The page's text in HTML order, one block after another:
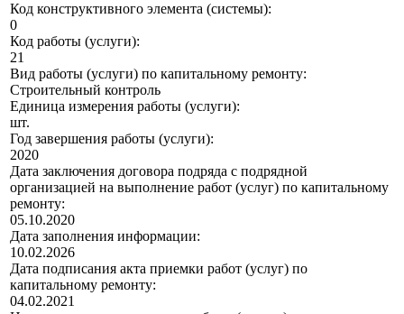
Код конструктивного элемента (системы):
0
Код работы (услуги):
21
Вид работы (услуги) по капитальному ремонту:
Строительный контроль
Единица измерения работы (услуги):
шт.
Год завершения работы (услуги):
2020
Дата заключения договора подряда с подрядной
организацией на выполнение работ (услуг) по капитальному
ремонту:
05.10.2020
Дата заполнения информации:
10.02.2026
Дата подписания акта приемки работ (услуг) по
капитальному ремонту:
04.02.2021